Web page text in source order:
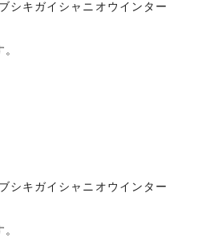
シキガイシャニオウインター
シキガイシャニオウインター